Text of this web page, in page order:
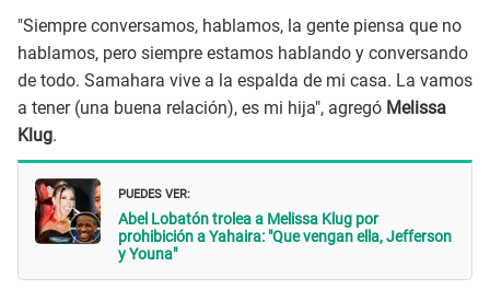
"Siempre conversamos, hablamos, la gente piensa que no
hablamos, pero siempre estamos hablando y conversando
de todo. Samahara vive a la espalda de mi casa. La vamos
a tener (una buena relación), es mi hija", agregó Melissa
Klug.
PUEDES VER:
Abel Lobatón trolea a Melissa Klug por
prohibición a Yahaira: "Que vengan ella, Jefferson
y Youna"